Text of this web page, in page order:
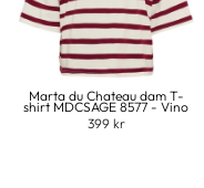
Marta du Chateau dam T-
shirt MDCSAGE 8577 - Vino
399 kr